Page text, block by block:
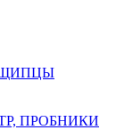
ЩИПЦЫ
ПРОБНИКИ